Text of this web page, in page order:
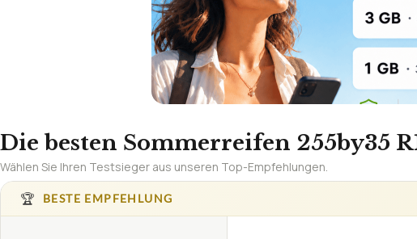
Die besten Sommerreifen 255by35
Wählen Sie Ihren Testsieger aus unseren Top-Empfehlungen.
🏆 BESTE EMPFEHLUNG